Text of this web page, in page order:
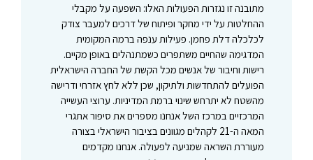
מתובנה זו נגזרות הפעולות האלו: השפעה על מקבלי
ההחלטות על ידי מחקר ופיתוח של דרכים למעבר צודק
לכלכלה דלת פחמן. פעילות ענפה ברמה המקומית
המדגימה שהחיים משתפרים כשמתנהלים באופן מקיים.
רישות וחיבור של אנשים מכל הקשת של החברה הישראלית
הפועלים להתחדשות ולתיקון, שכן ללא לחץ אזרחי ודרישה
מהשטח לא יתרחש שינוי ברמת המדיניות. ערוצי העשייה
המרכזיים במרכז השל אנחנו מספרים את סיפור אתגרי
המאה ה-21 לקהלים מגוונים בציבור הישראלי בצורה
מעוררת השראה שמניעה לפעולה. אנחנו מקדמים